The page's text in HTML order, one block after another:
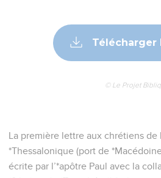
Télécharger
© Le Projet
La première lettre aux chrétiens de
*Thessalonique (port de
écrite par l’*apôtre Paul avec la